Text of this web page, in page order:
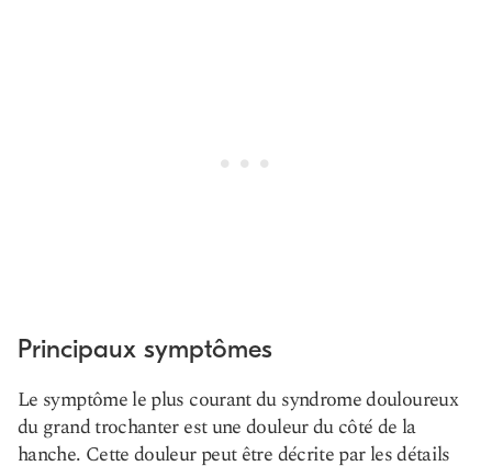
Principaux symptômes
Le symptôme le plus courant du syndrome douloureux
du grand trochanter est une douleur du côté de la
hanche. Cette douleur peut être décrite par les détails